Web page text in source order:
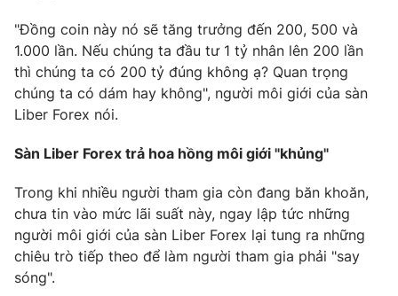
Theo dõi báo trên
Cơ quan chủ quản: Đài Truyền hình Việt Nam
Cơ quan báo chí:
cấp ngày 29/12/2023
Phó Tổng Biên tập:
Nguyễn Thị Mỹ Hạnh, Phạm Quốc Thắng,
Nguyễn Trọng Ninh
Tổng đài VTV:
024.38 355 931 - 024.38 355 932
Ðiện thoại Thời báo VTV:
"Đồng coin này nó sẽ tăng trưởng đến 200, 500 và
1.000 lần. Nếu chúng ta đầu tư 1 tỷ nhân lên 200 lần
thì chúng ta có 200 tỷ đúng không ạ? Quan trọng
chúng ta có dám hay không", người môi giới của sàn
Liber Forex nói.
Sàn Liber Forex trả hoa hồng môi giới "khủng"
Trong khi nhiều người tham gia còn đang băn khoăn,
chưa tin vào mức lãi suất này, ngay lập tức những
người môi giới của sàn Liber Forex lại tung ra những
chiêu trò tiếp theo để làm người tham gia phải "say
sóng".